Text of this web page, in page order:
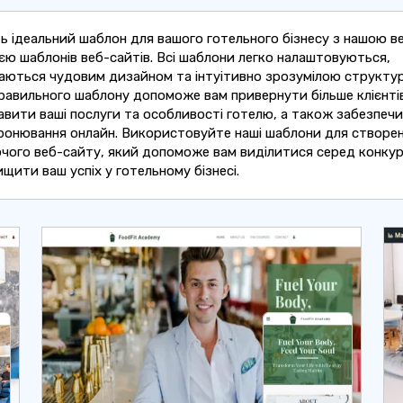
ідеальний шаблон для вашого готельного бізнесу з нашою
шаблонів веб-сайтів. Всі шаблони легко налаштовуються,
чудовим дизайном та інтуітивно зрозумілою
шаблону допоможе вам привернути більше
ваші послуги та особливості готелю, а також
онлайн. Використовуйте наші шаблони для
веб-сайту, який допоможе вам виділитися серед
ваш успіх у готельному бізнесі.